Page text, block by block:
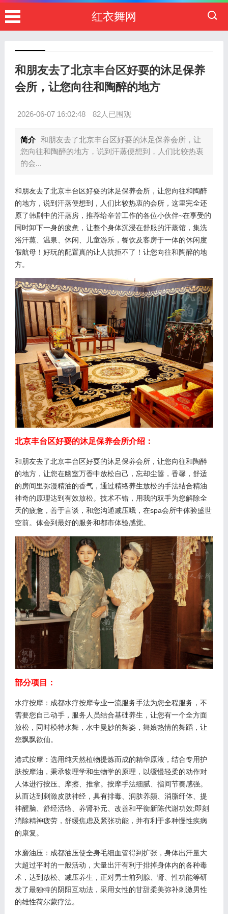
红衣舞网
和朋友去了北京丰台区好耍的沐足保养
会所，让您向往和陶醉的地方
2026-06-07 16:02:48 82人已围观
简介 和朋友去了北京丰台区好耍的沐足保养会所，让
您向往和陶醉的地方，说到汗蒸便想到，人们比较热衷
的会...
和朋友去了北京丰台区好耍的沐足保养会所，让您向往和陶醉
的地方，说到汗蒸便想到，人们比较热衷的会所，这里完全还
原了韩剧中的汗蒸房，推荐给辛苦工作的各位小伙伴~在享受的
同时卸下一身的疲惫，让整个身体沉浸在舒服的汗蒸馆，集洗
浴汗蒸、温泉、休闲、儿童游乐，餐饮及客房于一体的休闲度
假航母！好玩的配置真的让人抗拒不了！让您向往和陶醉的地
方。
北京丰台区好耍的沐足保养会所介绍：
和朋友去了北京丰台区好耍的沐足保养会所，让您向往和陶醉
的地方，让您在幽室万香中放松自己，忘却尘嚣，香馨，舒适
的房间里弥漫精油的香气，通过精络养生放松的手法结合精油
神奇的原理达到有效放松。技术不错，用我的双手为您解除全
天的疲惫，善于言谈，和您沟通减压哦，在spa会所中体验盛世
空前。体会到最好的服务和都市体验感觉。
部分项目：
水疗按摩：成都水疗按摩专业一流服务手法为您全程服务，不
需要您自己动手，服务人员结合基础养生，让您有一个全方面
放松，同时模特水舞，水中曼妙的舞姿，舞娘热情的舞蹈，让
您飘飘欲仙。
港式按摩：选用纯天然植物提炼而成的精华原液，结合专用护
肤按摩油，秉承物理学和生物学的原理，以缓慢轻柔的动作对
人体进行按压、摩擦、推拿。按摩手法细腻、指间节奏感强。
从而达到刺激皮肤神经，具有排毒、润肤养颜、消脂纤体、提
神醒脑、舒经活络、养肾补元、改善和平衡新陈代谢功效;即刻
消除精神疲劳，舒缓焦虑及紧张功能，并有利于多种慢性疾病
的康复。
水磨油压：成都油压使全身毛细血管得到扩张，身体出汗量大
大超过平时的一般活动，大量出汗有利于排掉身体内的各种毒
术，达到放松、减压养生，正对男士前列腺、肾、性功能等研
发了最独特的阴阳互动法，采用女性的甘甜柔美弥补刺激男性
的雄性荷尔蒙疗法。